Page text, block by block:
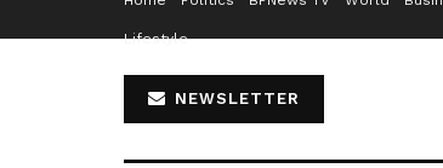
Lifestyle
NEWSLETTER